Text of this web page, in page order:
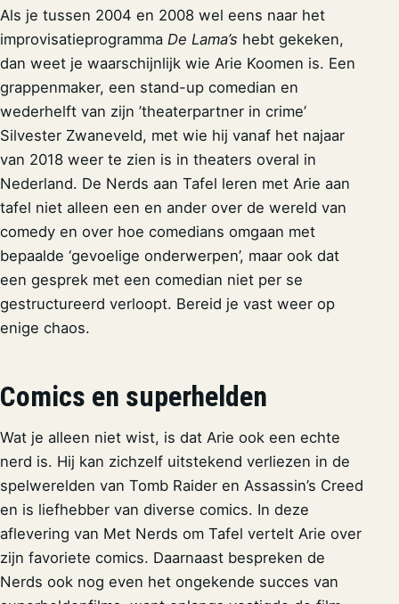
Als je tussen 2004 en 2008 wel eens naar het
improvisatieprogramma De Lama’s hebt gekeken,
dan weet je waarschijnlijk wie Arie Koomen is. Een
grappenmaker, een stand-up comedian en
wederhelft van zijn ’theaterpartner in crime’
Silvester Zwaneveld, met wie hij vanaf het najaar
van 2018 weer te zien is in theaters overal in
Nederland. De Nerds aan Tafel leren met Arie aan
tafel niet alleen een en ander over de wereld van
comedy en over hoe comedians omgaan met
bepaalde ‘gevoelige onderwerpen’, maar ook dat
een gesprek met een comedian niet per se
gestructureerd verloopt. Bereid je vast weer op
enige chaos.
Comics en superhelden
Wat je alleen niet wist, is dat Arie ook een echte
nerd is. Hij kan zichzelf uitstekend verliezen in de
spelwerelden van Tomb Raider en Assassin’s Creed
en is liefhebber van diverse comics. In deze
aflevering van Met Nerds om Tafel vertelt Arie over
zijn favoriete comics. Daarnaast bespreken de
Nerds ook nog even het ongekende succes van